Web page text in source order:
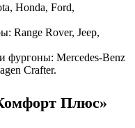
Honda, Ford,
Range Rover, Jeep,
фургоны: Mercedes-Benz
Crafter.
Плюс»